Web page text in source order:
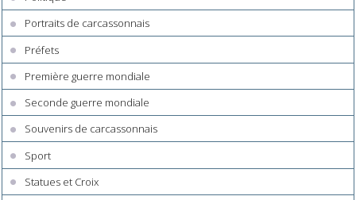
Portraits de carcassonnais
Préfets
Première guerre mondiale
Seconde guerre mondiale
Souvenirs de carcassonnais
Sport
Statues et Croix